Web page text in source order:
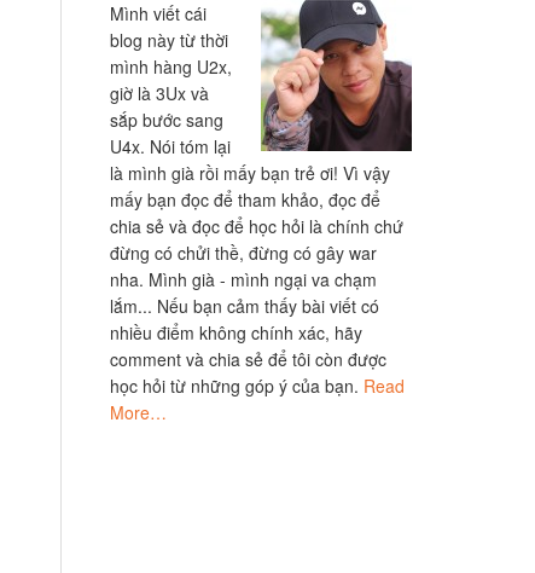
Mình viết cái
blog này từ thời
mình hàng U2x,
giờ là 3Ux và
sắp bước sang
U4x. Nói tóm lại
là mình già rồi mấy bạn trẻ ơi! Vì vậy
mấy bạn đọc để tham khảo, đọc để
chia sẻ và đọc để học hỏi là chính chứ
đừng có chửi thề, đừng có gây war
nha. Mình già - mình ngại va chạm
lắm... Nếu bạn cảm thấy bài viết có
nhiều điểm không chính xác, hãy
comment và chia sẻ để tôi còn được
học hỏi từ những góp ý của bạn. Read
More…